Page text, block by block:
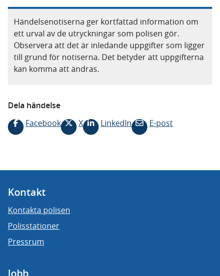
Händelsenotiserna ger kortfattad information om
ett urval av de utryckningar som polisen gör.
Observera att det är inledande uppgifter som ligger
till grund för notiserna. Det betyder att uppgifterna
kan komma att ändras.
Dela händelse
Facebook
X LinkedIn E-post
Kontakt
Kontakta polisen
Polisstationer
Pressrum
Jobb